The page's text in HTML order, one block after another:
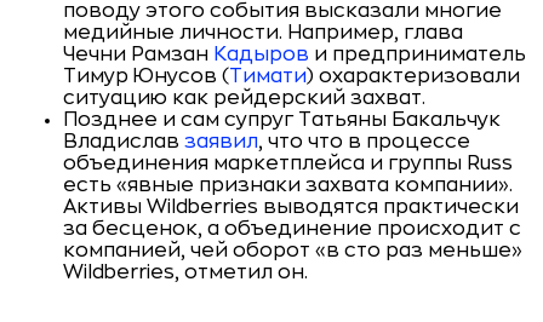
поводу этого события высказали многие
медийные личности. Например, глава
Чечни Рамзан Кадыров и предприниматель
Тимур Юнусов (Тимати) охарактеризовали
ситуацию как рейдерский захват.
Позднее и сам супруг Татьяны Бакальчук
Владислав заявил, что что в процессе
объединения маркетплейса и группы Russ
есть «явные признаки захвата компании».
Активы Wildberries выводятся практически
за бесценок, а объединение происходит с
компанией, чей оборот «в сто раз меньше»
Wildberries, отметил он.